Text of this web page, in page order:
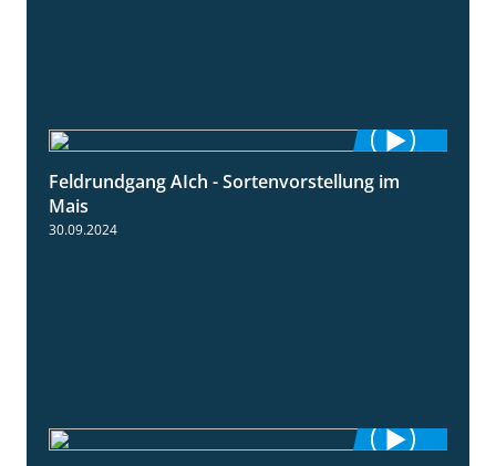
11:24
Feldrundgang AIch - Sortenvorstellung im
Mais
30.09.2024